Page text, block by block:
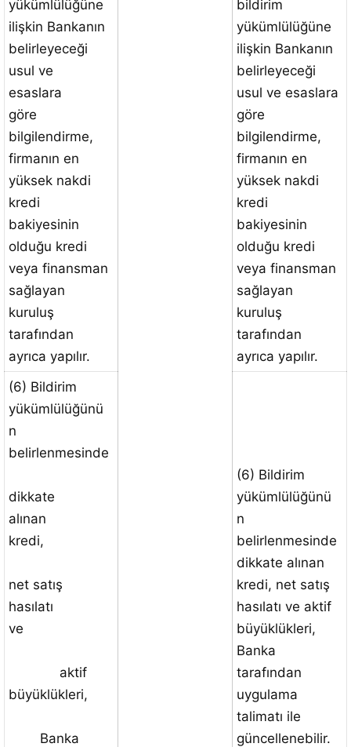
yükümlülüğüne
ilişkin Bankanın
belirleyeceği
usul ve
esaslara
göre
bilgilendirme,
firmanın en
yüksek nakdi
kredi
bakiyesinin
olduğu kredi
veya finansman
sağlayan
kuruluş
tarafından
ayrıca yapılır.
bildirim
yükümlülüğüne
ilişkin Bankanın
belirleyeceği
usul ve esaslara
göre
bilgilendirme,
firmanın en
yüksek nakdi
kredi
bakiyesinin
olduğu kredi
veya finansman
sağlayan
kuruluş
tarafından
ayrıca yapılır.
(6) Bildirim
yükümlülüğünü
n
belirlenmesinde
dikkate
alınan
kredi,
net satış
hasılatı
ve
aktif
büyüklükleri,
Banka
(6) Bildirim
yükümlülüğünü
n
belirlenmesinde
dikkate alınan
kredi, net satış
hasılatı ve aktif
büyüklükleri,
Banka
tarafından
uygulama
talimatı ile
güncellenebilir.